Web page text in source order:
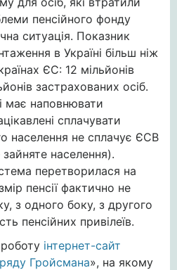
пенсійного фонду
ситуація. Показник
в Україні більш ніж
ЄС: 12 мільйонів
застрахованих осіб.
має наповнювати
сплачувати
населення не сплачує ЄСВ
населення).
перетворилася на
пенсії фактично не
з одного боку, з другого
пенсійних привілеїв.
інтернет-сайт
Гройсмана», на якому